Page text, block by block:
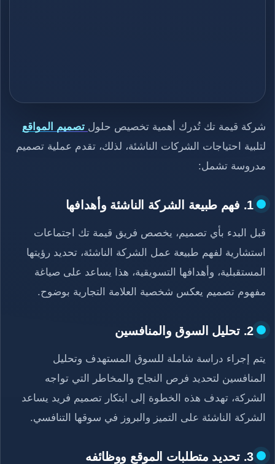
شركة قيمة تك تُدرك أهمية تخصيص حلول تصميم المواقع
لتلبية احتياجات الشركات الناشئة، لذلك، تقدم عملية تصميم
مدروسة تشمل:
1. فهم طبيعة الشركة الناشئة وأهدافها
قبل البدء بأي تصميم، يخصص فريق قيمة تك اجتماعات
استشارية لفهم طبيعة عمل الشركة الناشئة، تحديد رؤيتها
المستقبلية، وأهدافها التسويقية، هذا يساعد على صياغة
مفهوم تصميم يعكس شخصية العلامة التجارية بوضوح.
2. تحليل السوق والمنافسين
يتم إجراء دراسة شاملة للسوق المستهدف وتحليل
المنافسين لتحديد فرص النجاح والمخاطر التي تواجه
الشركة، تهدف هذه الخطوة إلى ابتكار تصميم فريد يساعد
الشركة الناشئة على التميز والبروز في سوقها التنافسي.
3. تحديد متطلبات الموقع ووظائفه